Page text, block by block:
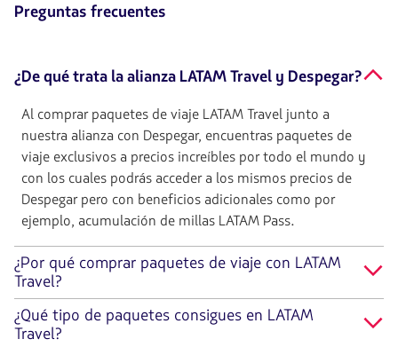
Preguntas frecuentes
¿De qué trata la alianza LATAM Travel y Despegar?
Al comprar paquetes de viaje LATAM Travel junto a
nuestra alianza con Despegar, encuentras paquetes de
viaje exclusivos a precios increíbles por todo el mundo y
con los cuales podrás acceder a los mismos precios de
Despegar pero con beneficios adicionales como por
ejemplo, acumulación de millas LATAM Pass.
¿Por qué comprar paquetes de viaje con LATAM
Travel?
¿Qué tipo de paquetes consigues en LATAM
Travel?